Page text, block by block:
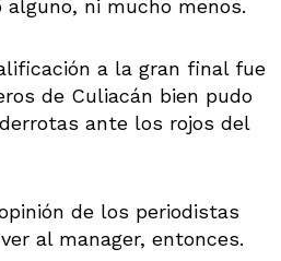
ni mucho menos.
a la gran final fue
de Culiacán bien pudo
ante los rojos del
de los periodistas
al manager, entonces.